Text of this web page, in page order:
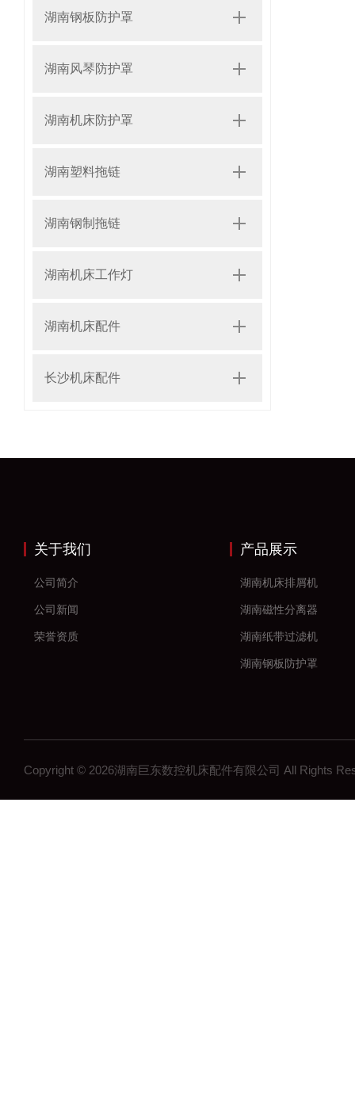
湖南钢板防护罩
湖南风琴防护罩
湖南机床防护罩
湖南塑料拖链
湖南钢制拖链
湖南机床工作灯
湖南机床配件
长沙机床配件
关于我们
公司简介
公司新闻
荣誉资质
产品展示
湖南机床排屑机
湖南磁性分离器
湖南纸带过滤机
湖南钢板防护罩
湖南塑料拖链
湖南钢制拖链
湖南机床工作灯
Copyright © 2026湖南巨东数控机床配件有限公司 All Rights